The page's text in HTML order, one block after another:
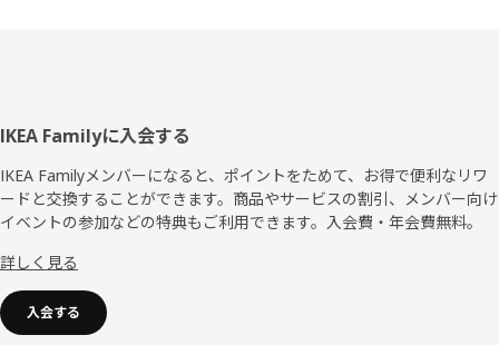
フ
ッ
タ
IKEA Familyに入会する
IKEA Familyメンバーになると、ポイントをためて、お得で便利なリワ
ードと交換することができます。商品やサービスの割引、メンバー向け
イベントの参加などの特典もご利用できます。入会費・年会費無料。
詳しく見る
入会する